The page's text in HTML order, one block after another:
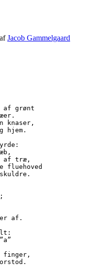
afJacob Gammelgaard
af grønt
knaser,
hjem.
af træ,
fluehoved
skuldre.
af.
”a”
finger,